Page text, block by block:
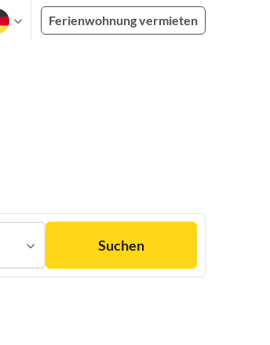
Ferienwohnung vermieten
Suchen